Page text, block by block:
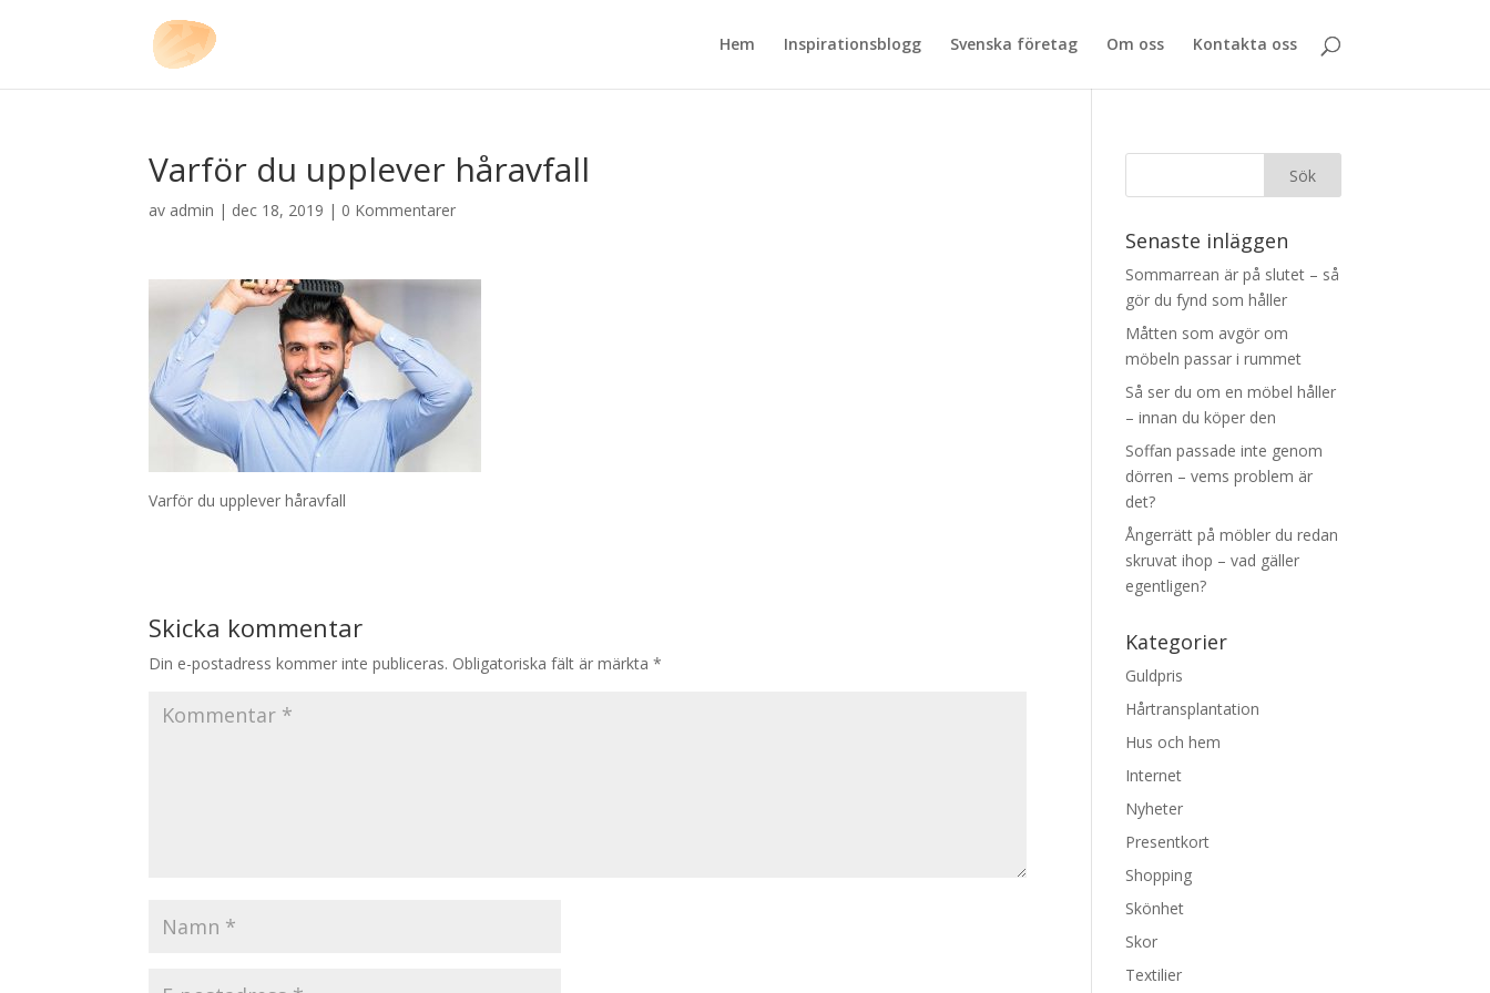
Hem Inspirationsblogg Svenska företag Om oss Kontakta oss
Varför du upplever håravfall
av admin | dec 18, 2019 | 0 Kommentarer
Varför du upplever håravfall
Skicka kommentar
Din e-postadress kommer inte publiceras. Obligatoriska fält är märkta*
Senaste inläggen
Sommarrean är på slutet – så
gör du fynd som håller
Måtten som avgör om
möbeln passar i rummet
Så ser du om en möbel håller
– innan du köper den
Soffan passade inte genom
dörren – vems problem är
det?
Ångerrätt på möbler du redan
skruvat ihop – vad gäller
egentligen?
Kategorier
Guldpris
Hårtransplantation
Hus och hem
Internet
Nyheter
Presentkort
Shopping
Skönhet
Skor
Textilier